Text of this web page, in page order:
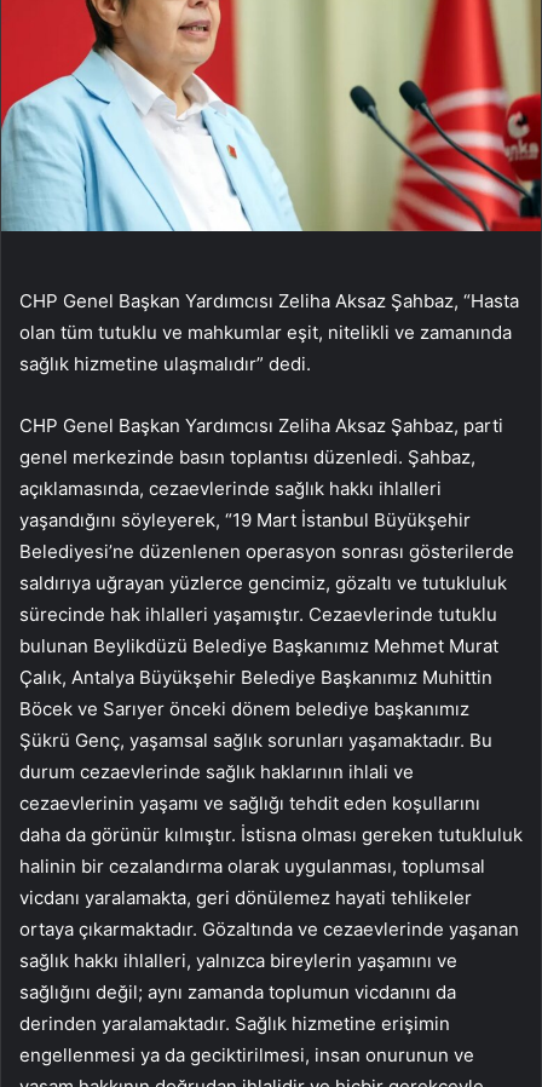
CHP Genel Başkan Yardımcısı Zeliha Aksaz Şahbaz, “Hasta
olan tüm tutuklu ve mahkumlar eşit, nitelikli ve zamanında
sağlık hizmetine ulaşmalıdır” dedi.
CHP Genel Başkan Yardımcısı Zeliha Aksaz Şahbaz, parti
genel merkezinde basın toplantısı düzenledi. Şahbaz,
açıklamasında, cezaevlerinde sağlık hakkı ihlalleri
yaşandığını söyleyerek, “19 Mart İstanbul Büyükşehir
Belediyesi’ne düzenlenen operasyon sonrası gösterilerde
saldırıya uğrayan yüzlerce gencimiz, gözaltı ve tutukluluk
sürecinde hak ihlalleri yaşamıştır. Cezaevlerinde tutuklu
bulunan Beylikdüzü Belediye Başkanımız Mehmet Murat
Çalık, Antalya Büyükşehir Belediye Başkanımız Muhittin
Böcek ve Sarıyer önceki dönem belediye başkanımız
Şükrü Genç, yaşamsal sağlık sorunları yaşamaktadır. Bu
durum cezaevlerinde sağlık haklarının ihlali ve
cezaevlerinin yaşamı ve sağlığı tehdit eden koşullarını
daha da görünür kılmıştır. İstisna olması gereken tutukluluk
halinin bir cezalandırma olarak uygulanması, toplumsal
vicdanı yaralamakta, geri dönülemez hayati tehlikeler
ortaya çıkarmaktadır. Gözaltında ve cezaevlerinde yaşanan
sağlık hakkı ihlalleri, yalnızca bireylerin yaşamını ve
sağlığını değil; aynı zamanda toplumun vicdanını da
derinden yaralamaktadır. Sağlık hizmetine erişimin
engellenmesi ya da geciktirilmesi, insan onurunun ve